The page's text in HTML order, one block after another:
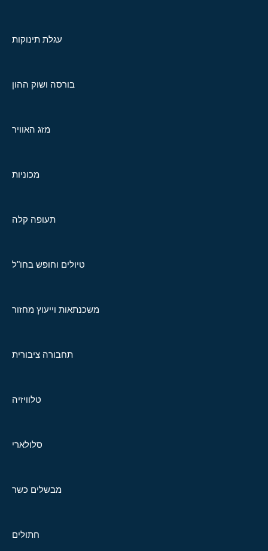
עגלת תינוקות
בורסה ושוק ההון
מזג האוויר
מכוניות
תעופה קלה
טיולים וחופש בחו"ל
משכנתאות וייעוץ מחזור
תחבורה ציבורית
טלוויזיה
סלולארי
מבשלים כשר
חתולים